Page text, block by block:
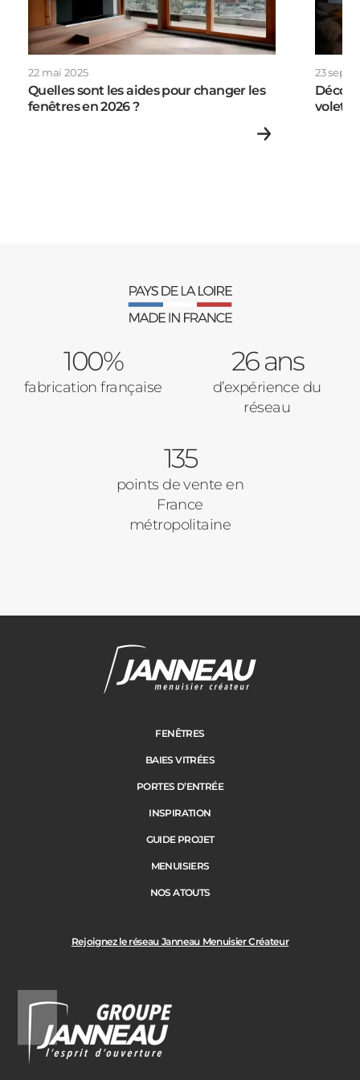
Porte d'entrée
Volets Roulants
Portail
Appartement
Autre
Vos disponibilités
Code Postal des travaux
22 mai 2025
Quelles sont les aides pour changer les
fenêtres en 2026 ?
23
volets
100%
fabrication française
26 ans
d’expérience du
réseau
135
points de vente en
France
métropolitaine
Rejoignez le réseau Janneau Menuisier Créateur
FENÊTRES
BAIES VITRÉES
PORTES D’ENTRÉE
INSPIRATION
GUIDE PROJET
MENUISIERS
NOS ATOUTS